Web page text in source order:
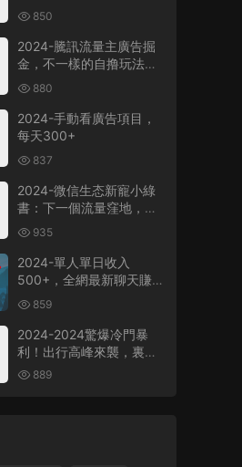
播放12W+，單日變現
1000+
850
2024-騰訊流量主廣告掘
金，不一樣的自撸玩法，
日賺500-1000+，無設備
要求
880
2024-手動看廣告項目，
每天300+
837
2024-微信生态新寵小綠
書：下一個流量窪地，粉
絲質量超高，日引
500+精準創業粉，
935
2024-單人單日收入
500+，全網最新聊天賺
米！适合所有人群簡單暴
力！
859
2024-2024驚爆冷門暴
利！出行高峰來襲，裏程
積分，高爆發期，一單
889